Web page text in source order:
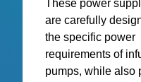
These power
are carefully
the specific power
requirements of
pumps, while also